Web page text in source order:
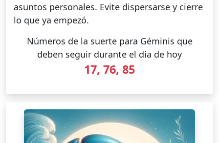
asuntos personales. Evite dispersarse y cierre
lo que ya empezó.
Números de la suerte para Géminis que
deben seguir durante el día de hoy
17, 76, 85